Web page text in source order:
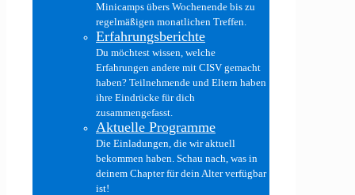
Minicamps übers Wochenende bis zu
regelmäßigen monatlichen Treffen.
Erfahrungsberichte
Du möchtest wissen, welche
Erfahrungen andere mit CISV gemacht
haben? Teilnehmende und Eltern haben
ihre Eindrücke für dich
zusammengefasst.
Aktuelle Programme
Die Einladungen, die wir aktuell
bekommen haben. Schau nach, was in
deinem Chapter für dein Alter verfügbar
ist!